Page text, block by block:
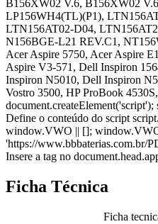
B156XW02 V.6, B156XW02
LP156WH4(TL)(P1),
LTN156AT02-D04,
N156BGE-L21 REV.C1,
Acer Aspire 5750, Acer Aspire
Aspire V3-571, Dell Inspiron
Inspiron N5010, Dell Inspiron
Vostro 3500, HP ProBook
Define o conteúdo do script
window.VWO || [];
'https://
Insere a tag no
Ficha Técnica
Ficha